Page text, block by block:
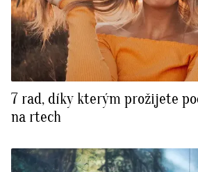
7 rad, díky kterým prožijete
na rtech